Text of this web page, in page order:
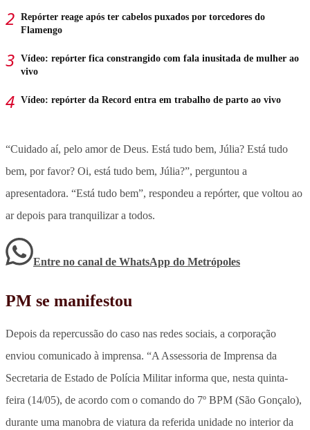
Repórter reage após ter cabelos puxados por torcedores do
Flamengo
Vídeo: repórter fica constrangido com fala inusitada de mulher ao
vivo
Vídeo: repórter da Record entra em trabalho de parto ao vivo
“Cuidado aí, pelo amor de Deus. Está tudo bem, Júlia? Está tudo
bem, por favor? Oi, está tudo bem, Júlia?”, perguntou a
apresentadora. “Está tudo bem”, respondeu a repórter, que voltou ao
ar depois para tranquilizar a todos.
Entre no canal de WhatsApp do Metrópoles
PM se manifestou
Depois da repercussão do caso nas redes sociais, a corporação
enviou comunicado à imprensa. “A Assessoria de Imprensa da
Secretaria de Estado de Polícia Militar informa que, nesta quinta-
feira (14/05), de acordo com o comando do 7º BPM (São Gonçalo),
durante uma manobra de viatura da referida unidade no interior da